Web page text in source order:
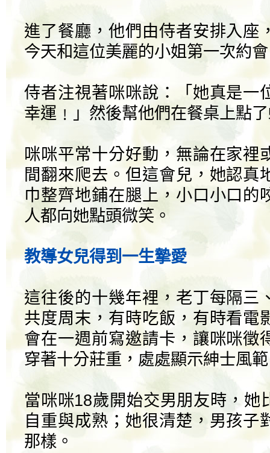
進了餐廳，他們由侍者安排入座
今天和這位美麗的小姐第一次約
侍者注視著咪咪說：「她真是一
幸運﹗」然後幫他們在餐桌上點
咪咪平常十分好動，無論在家裡
間翻來爬去。但這會兒，她認真
巾整齊地鋪在腿上，小口小口的
人都向她點頭微笑。
教導女兒得到一生摯愛
這往後的十幾年裡，老丁每隔三
共度周末，有時吃飯，有時看電
會在一週前寫邀請卡，讓咪咪徵
穿著十分莊重，處處顯示紳士風
當咪咪18歲開始交男朋友時，她
自重與成熟；她很清楚，男孩子
那樣。